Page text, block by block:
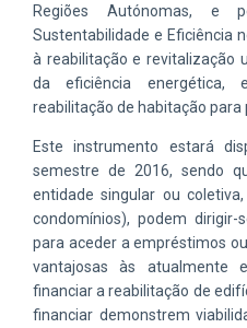
Regiões Autónomas, e
Sustentabilidade e Eficiência
à reabilitação e revitalização
da eficiência energética,
reabilitação de habitação para
Este instrumento estará
semestre de 2016, sendo
entidade singular ou
condomínios), podem
para aceder a empréstimos
vantajosas às atualmente
financiar a reabilitação de
financiar demonstrem